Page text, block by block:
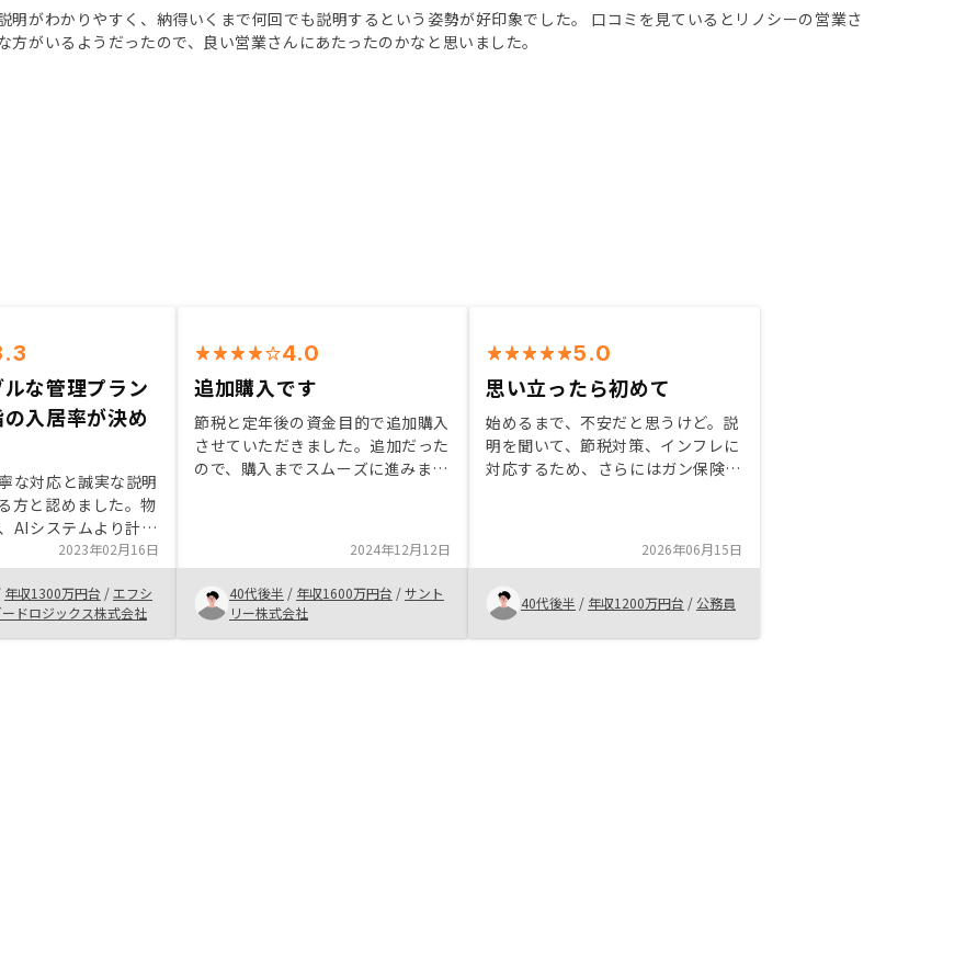
明がわかりやすく、納得いくまで何回でも説明するという姿勢が好印象でした。 口コミを見ているとリノシーの営業さ
方がいるようだったので、良い営業さんにあたったのかなと思いました。
な管理プラン
入居率が決め
な対応と誠実な説明
方と認めました。物
AIシステムより計算
も損得面でも本当に
定されています。ま
ランも用意され、今
替できるので助かり
2023年02月16日
年収1300万円台 /エフシ
ドロジックス株式会社
4.0
追加購入です
節税と定年後の資金目的で追加購入
させていただきました。追加だった
ので、購入までスムーズに進みまし
2024年12月12日
40代後半 / 年収1600万円台 /サント
リー株式会社
5.0
思い立ったら初めて
始めるまで、不安だと思うけど。説
明を聞いて、節税対策、インフレに
対応するため、さらにはガン保険や
ら、投資全般に関する自分の知識向
仕組みについて話を聞いた方が良
2026年06月15日
40代後半 / 年収1200万円台 / 公務員